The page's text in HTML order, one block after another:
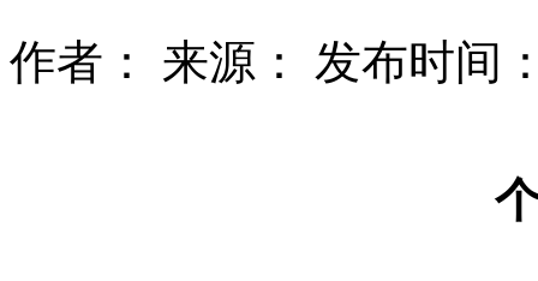
作者： 来源： 发布时间